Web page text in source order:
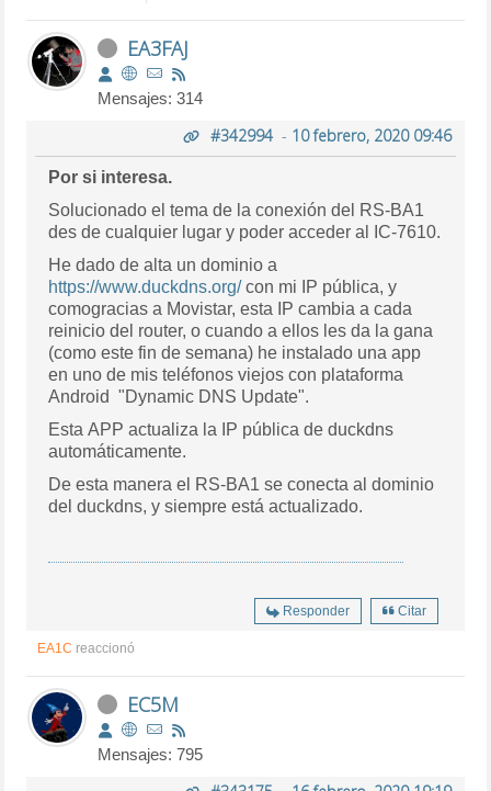
EA3FAJ
Mensajes: 314
#342994- 10 febrero, 2020 09:46
Por si interesa.
Solucionado el tema de la conexión del RS-BA1
des de cualquier lugar y poder acceder al IC-7610.
He dado de alta un dominio a
https://www.duckdns.org/con mi IP pública, y
comogracias a Movistar, esta IP cambia a cada
reinicio del router, o cuando a ellos les da la gana
(como este fin de semana) he instalado una app
en uno de mis teléfonos viejos con plataforma
Android "Dynamic DNS Update".
Esta APP actualiza la IP pública de duckdns
automáticamente.
De esta manera el RS-BA1 se conecta al dominio
del duckdns, y siempre está actualizado.
Responder Citar
EA1C reaccionó
EC5M
Mensajes: 795